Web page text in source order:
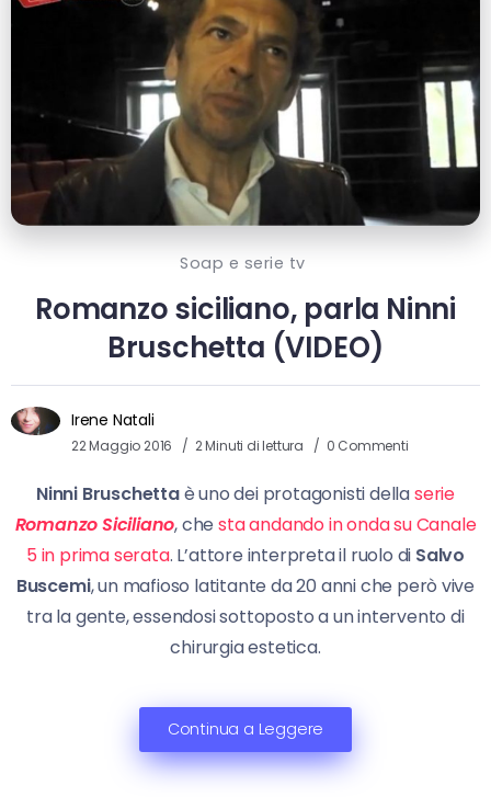
Soap e serie tv
Romanzo siciliano, parla Ninni
Bruschetta (VIDEO)
Irene Natali
22 Maggio 2016 2 Minuti di lettura 0 Commenti
Ninni Bruschettaè uno dei protagonisti dellaserie
Romanzo Siciliano, chesta andando in onda su Canale
5 in prima serata. L’attore interpreta il ruolo di Salvo
Buscemi, un mafioso latitante da 20 anni che però vive
tra la gente, essendosi sottoposto a un intervento di
chirurgia estetica.
Continua a Leggere